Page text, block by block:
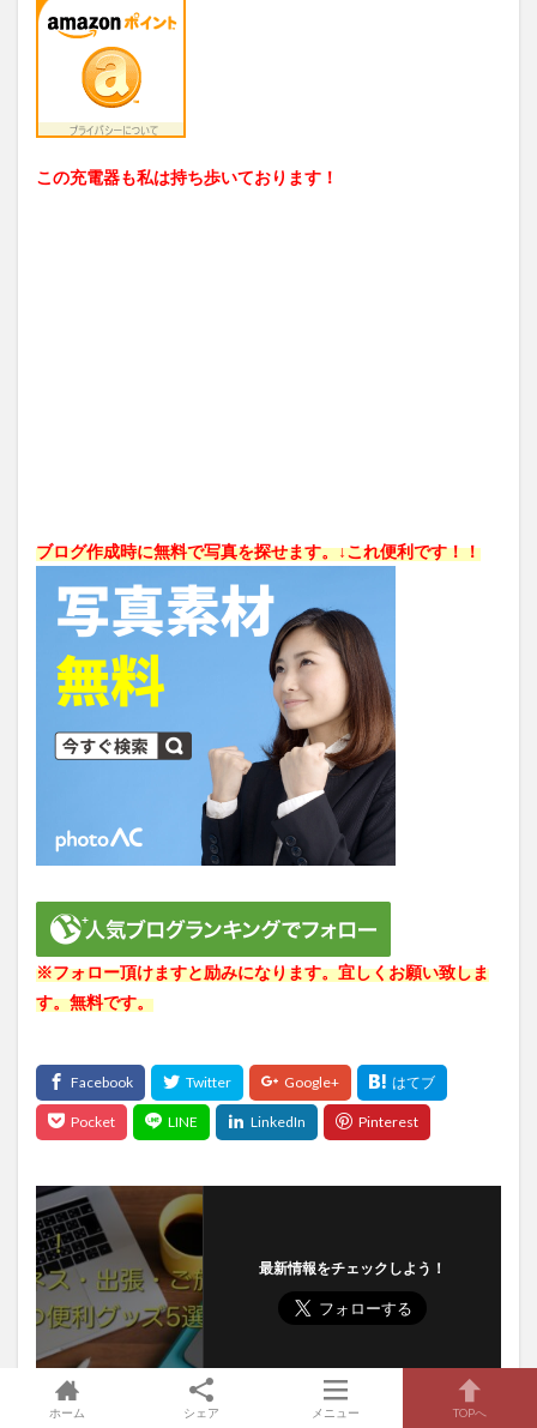
この充電器も私は持ち歩いております！
ブログ作成時に無料で写真を探せます。↓これ便利です！！
※フォロー頂けますと励みになります。宜しくお願い致しま
す。無料です。
最新情報をチェックしよう！
ホーム シェア メニュー TOPへ